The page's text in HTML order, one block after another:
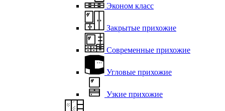
Эконом класс
Закрытые прихожие
Современные прихожие
Угловые прихожие
Узкие прихожие